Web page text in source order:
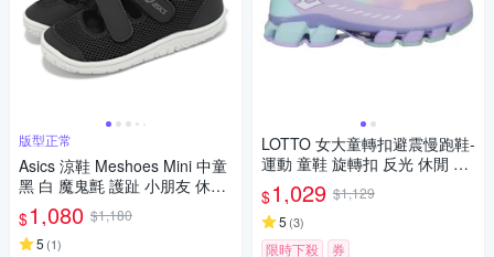
版型正常
Asics 涼鞋 Meshoes Mini 中童
黑 白 魔鬼氈 護趾 小朋友 休閒
鞋 亞瑟士 1144A365002
$1,080 $1,180
5 (1)
LOTTO 女大童轉扣避震慢跑鞋-
運動 童鞋 旋轉扣 反光 休閒 LT
5AKR9867 紫粉白水藍
$1,029 $1,129
5 (3)
限時下殺 券